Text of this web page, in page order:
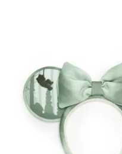
mandalorian-
438010893808.html
http://schema.org/InStock